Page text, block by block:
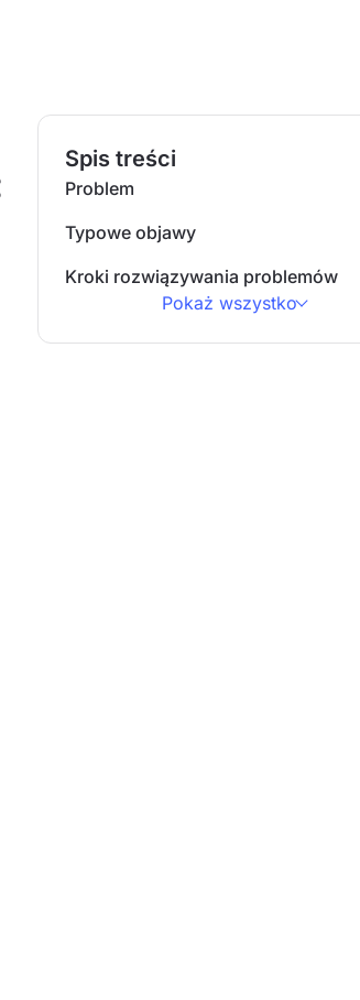
Spis treści
Problem
Typowe objawy
Kroki rozwiązywania problemów
Pokaż wszystko